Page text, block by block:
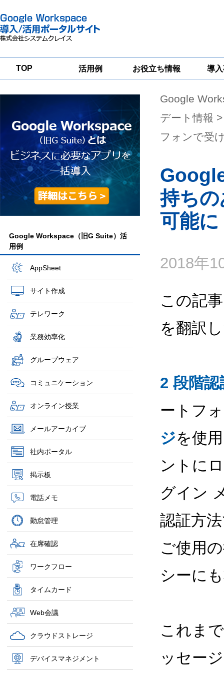
TOP 活用例 お役立ち情報
一
導
グループウェア
移行支援
Google
Workspace
セキュリティ
対策サービス
Google Workspace（旧G Suite）活
用例
AppSheet
サイト作成
テレワーク
業務効率化
グループウェア
コミュニケーション
オンライン授業
メールアーカイブ
社内ポータル
掲示板
電話メモ
勤怠管理
在席確認
ワークフロー
タイムカード
Web会議
クラウドストレージ
デバイスマネジメント
Google
デート情報
フォンで受
持ち
可能に
2018年
この記
を翻訳
2 段階
ートフ
ジを使
ントに
グイン
認証方
ご使用
シーに
これま
ッセー